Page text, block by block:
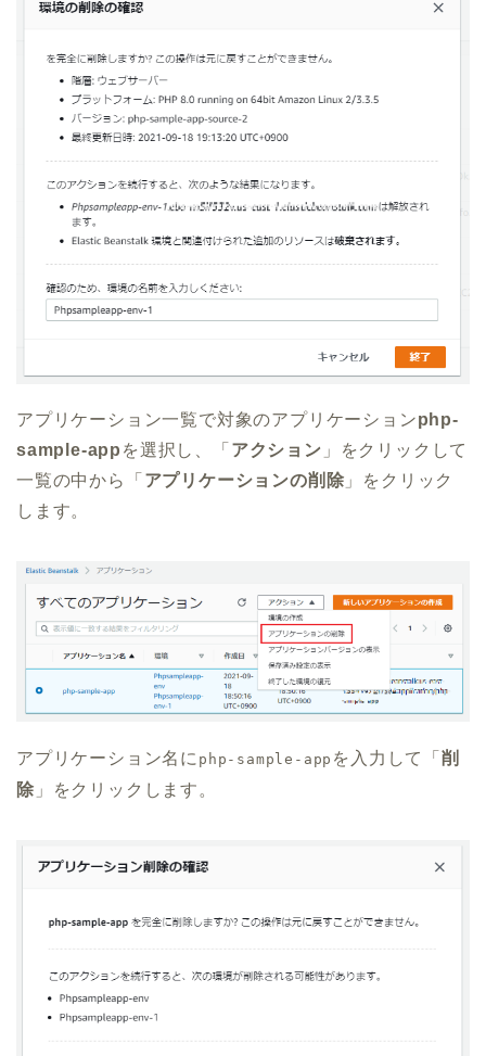
アプリケーション一覧で対象のアプリケーションphp-
sample-app を選択し、「 アクション 」をクリックして
一覧の中から「 アプリケーションの削除 」をクリック
します。
アプリケーション名に php-sample-app を入力して「削
除 」をクリックします。